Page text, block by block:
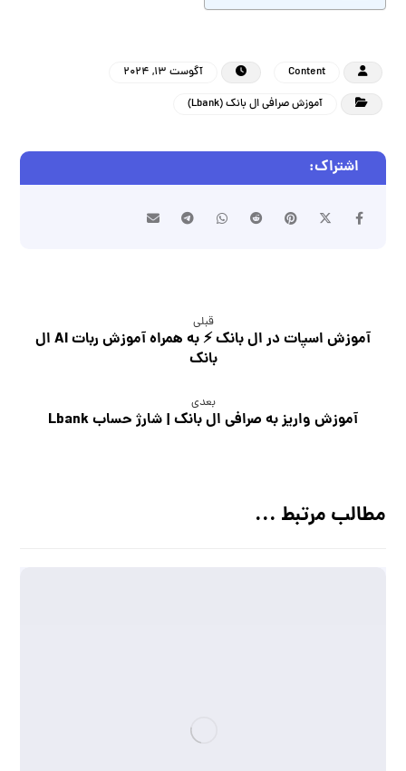
Content
آگوست 13, 2024
آموزش صرافی ال بانک (Lbank)
قبلی
آموزش اسپات در ال بانک ⚡ به همراه آموزش ربات AI ال
بانک
بعدی
آموزش واریز به صرافی ال بانک | شارژ حساب Lbank
مطالب مرتبط ...